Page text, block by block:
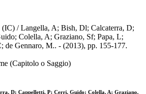
(IC) / Langella, A; Bish, Dl; Calcaterra, D;
Colella, A; Graziano, Sf; Papa, L;
de Gennaro, M.. - (2013), pp. 155-177.
(Capitolo o Saggio)
D; Cappelletti, P; Cerri, Guido; Colella, A; Graziano,